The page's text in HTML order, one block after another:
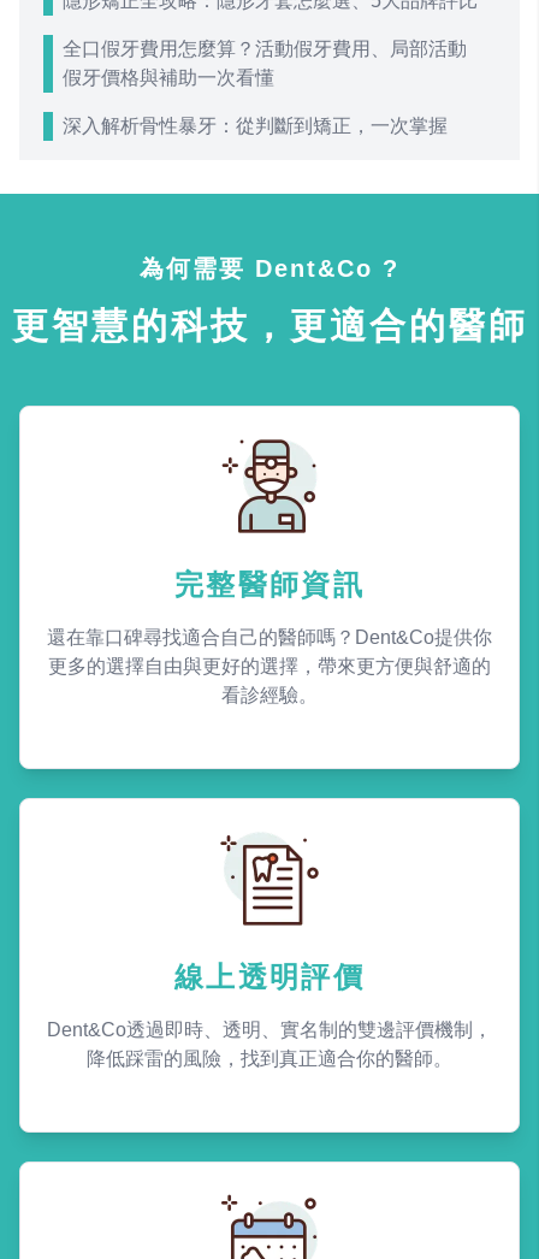
全口假牙費用怎麼算？活動假牙費用、局部活動
假牙價格與補助一次看懂
深入解析骨性暴牙：從判斷到矯正，一次掌握
為何需要 Dent&Co ?
更智慧的科技，更適合的醫師
完整醫師資訊
還在靠口碑尋找適合自己的醫師嗎？Dent&Co提供你
更多的選擇自由與更好的選擇，帶來更方便與舒適的
看診經驗。
線上透明評價
Dent&Co透過即時、透明、實名制的雙邊評價機制，
降低踩雷的風險，找到真正適合你的醫師。